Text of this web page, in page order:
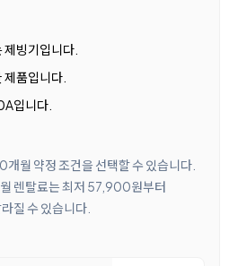
제빙기입니다.
제품입니다.
입니다.
월 약정 조건을 선택할 수 있습니다.
렌탈료는 최저 57,900원부터
질 수 있습니다.